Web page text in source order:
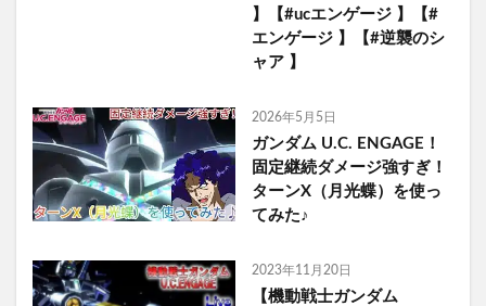
】【#ucエンゲージ 】【#
エンゲージ 】【#逆襲のシ
ャア 】
2026年5月5日
ガンダム U.C. ENGAGE！
固定継続ダメージ強すぎ！
ターンX（月光蝶）を使っ
てみた♪
2023年11月20日
【機動戦士ガンダム